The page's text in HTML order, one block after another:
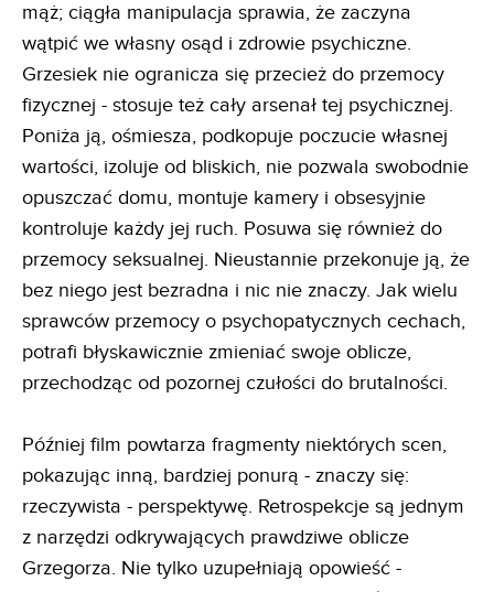
mąż; ciągła manipulacja sprawia, że zaczyna
wątpić we własny osąd i zdrowie psychiczne.
Grzesiek nie ogranicza się przecież do przemocy
fizycznej - stosuje też cały arsenał tej psychicznej.
Poniża ją, ośmiesza, podkopuje poczucie własnej
wartości, izoluje od bliskich, nie pozwala swobodnie
opuszczać domu, montuje kamery i obsesyjnie
kontroluje każdy jej ruch. Posuwa się również do
przemocy seksualnej. Nieustannie przekonuje ją, że
bez niego jest bezradna i nic nie znaczy. Jak wielu
sprawców przemocy o psychopatycznych cechach,
potrafi błyskawicznie zmieniać swoje oblicze,
przechodząc od pozornej czułości do brutalności.
Później film powtarza fragmenty niektórych scen,
pokazując inną, bardziej ponurą - znaczy się:
rzeczywista - perspektywę. Retrospekcje są jednym
z narzędzi odkrywających prawdziwe oblicze
Grzegorza. Nie tylko uzupełniają opowieść -